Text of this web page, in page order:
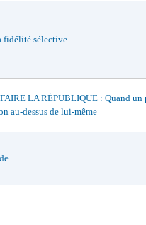
fidélité sélective
LA RÉPUBLIQUE : Quand un
au-dessus de lui-même